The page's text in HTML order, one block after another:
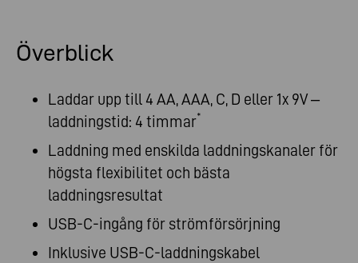
Överblick
Laddar upp till 4 AA, AAA, C, D eller 1x 9V –
laddningstid: 4 timmar*
Laddning med enskilda laddningskanaler för
högsta flexibilitet och bästa
laddningsresultat
USB-C-ingång för strömförsörjning
Inklusive USB-C-laddningskabel